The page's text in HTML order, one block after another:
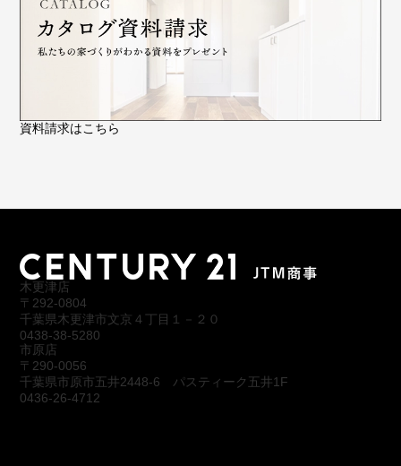
資料請求はこちら
木更津店
〒292-0804
千葉県木更津市文京４丁目１－２０
0438-38-5280
市原店
〒290-0056
千葉県市原市五井2448-6 パスティーク五井1F
0436-26-4712